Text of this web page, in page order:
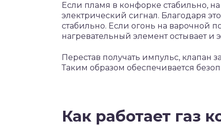
Если пламя в конфорке стабильно,
электрический сигнал. Благодаря
стабильно. Если огонь на варочной
нагревательный элемент остывает и
Перестав получать импульс, клапан
Таким образом обеспечивается
Как работает газ